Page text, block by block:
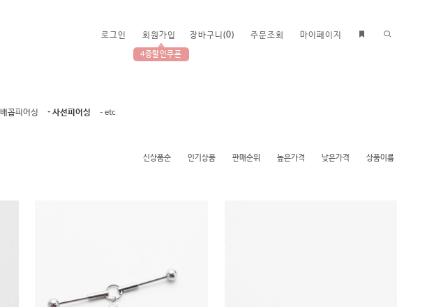
로그인 회원가입
4종할인쿠폰
장바구니 (0) 주문조회 마이페이지
꼽피어싱 - 사선피어싱 - etc
신상품순 인기상품 판매순위 높은가격 낮은가격 상품이름